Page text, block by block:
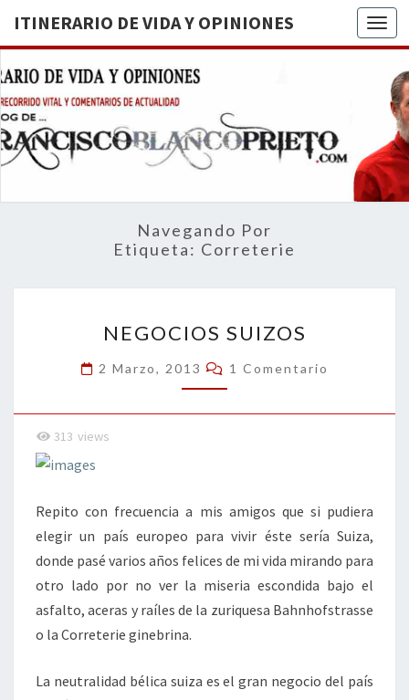
ITINERARIO DE VIDA Y OPINIONES
DE
BREVE
RECORRIDO
VITAL Y
ACTUALIDAD
Navegando Por
Etiqueta: Correterie
SUIZOS
NEGOCIOS SUIZOS
2 Marzo, 2013 Comentarios
1 Comentario
313 views
Repito con frecuencia a mis amigos que si pudiera
elegir un país europeo para vivir éste sería Suiza,
donde pasé varios años felices de mi vida mirando para
otro lado por no ver la miseria escondida bajo el
asfalto, aceras y raíles de la zuriquesa Bahnhofstrasse
o la Correterie ginebrina.
La neutralidad bélica suiza es el gran negocio del país